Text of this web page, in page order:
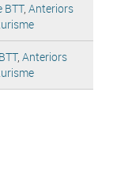
BTT, Anteriors
, Anteriors